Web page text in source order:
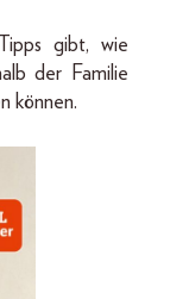
gibt, wie
der Familie
können.